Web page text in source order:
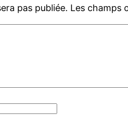
pas publiée. Les champs